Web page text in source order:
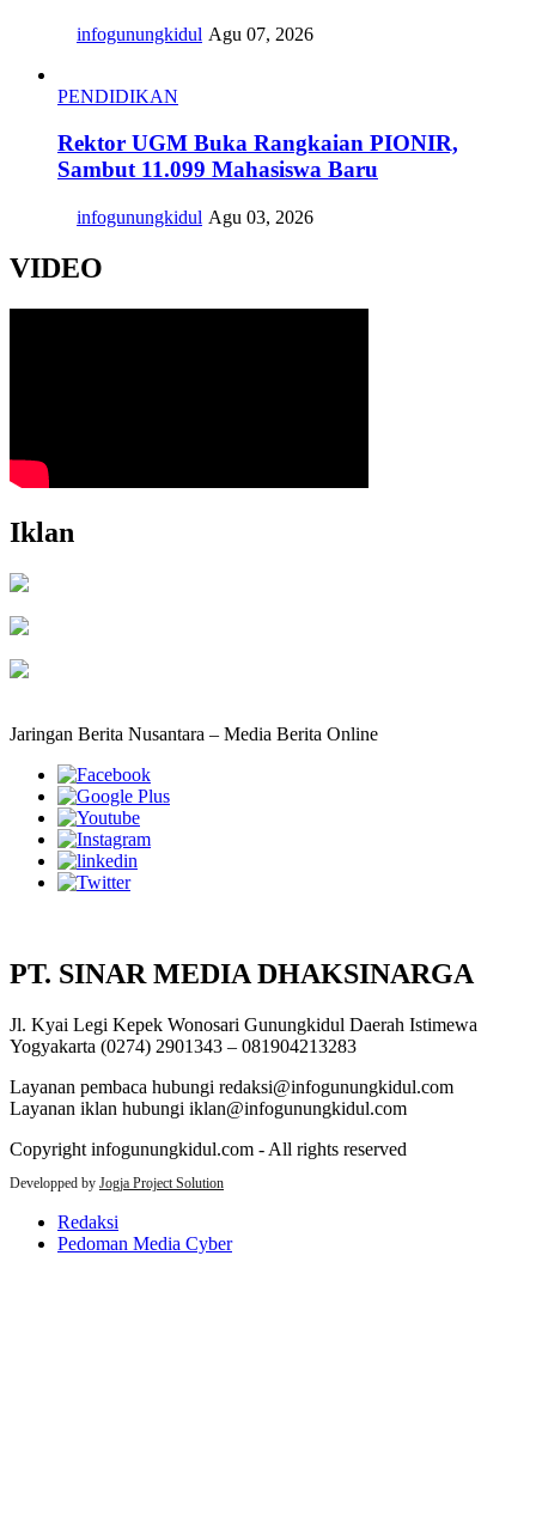
infogunungkidul Agu 07, 2026
PENDIDIKAN
Rektor UGM Buka Rangkaian PIONIR,
Sambut 11.099 Mahasiswa Baru
infogunungkidul Agu 03, 2026
VIDEO
Iklan
Jaringan Berita Nusantara – Media Berita Online
PT. SINAR MEDIA DHAKSINARGA
Jl. Kyai Legi Kepek Wonosari Gunungkidul Daerah Istimewa
Yogyakarta (0274) 2901343 – 081904213283
Layanan pembaca hubungi redaksi@infogunungkidul.com
Layanan iklan hubungi iklan@infogunungkidul.com
Copyright infogunungkidul.com - All rights reserved
Developped by Jogja Project Solution
Redaksi
Pedoman Media Cyber